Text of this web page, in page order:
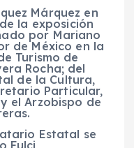
Márquez en
la exposición
por Mariano
de México en la
Turismo de
Rocha; del
de la Cultura,
Particular,
el Arzobispo de
Estatal se